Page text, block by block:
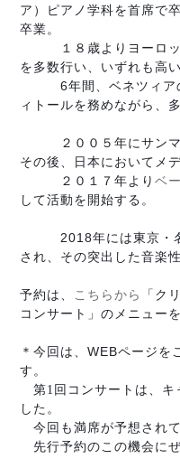
ア）
ピアノ学科を首席で
卒業。
１８歳よりヨーロッ
を多数行い、いずれも高
6年間、ベネツィア
ィトールを務めながら、
２００５年にサンマル
その後、
日本においてメ
２０１７ 年より ベ
して活動を開始する。
2018年には東京・
され、 その突出した音楽
予約は、 こちら から
「ク
コンサート」のメニュー
＊今回は、 WEBページを
す。
第1回コンサートは、キ
した。
今回も満席が予想されて
先行予約のこの機会にぜ